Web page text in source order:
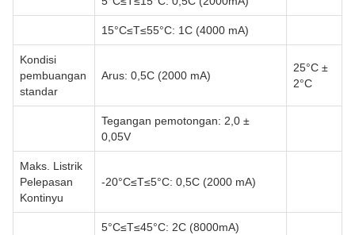
15°C≤T≤55°C: 1C (4000 mA)
Kondisi
pembuangan
standar
Arus: 0,5C (2000 mA)
25°C ±
2°C
Tegangan pemotongan: 2,0 ±
0,05V
Maks. Listrik
Pelepasan
Kontinyu
-20°C≤T≤5°C: 0,5C (2000 mA)
5°C≤T≤45°C: 2C (8000mA)